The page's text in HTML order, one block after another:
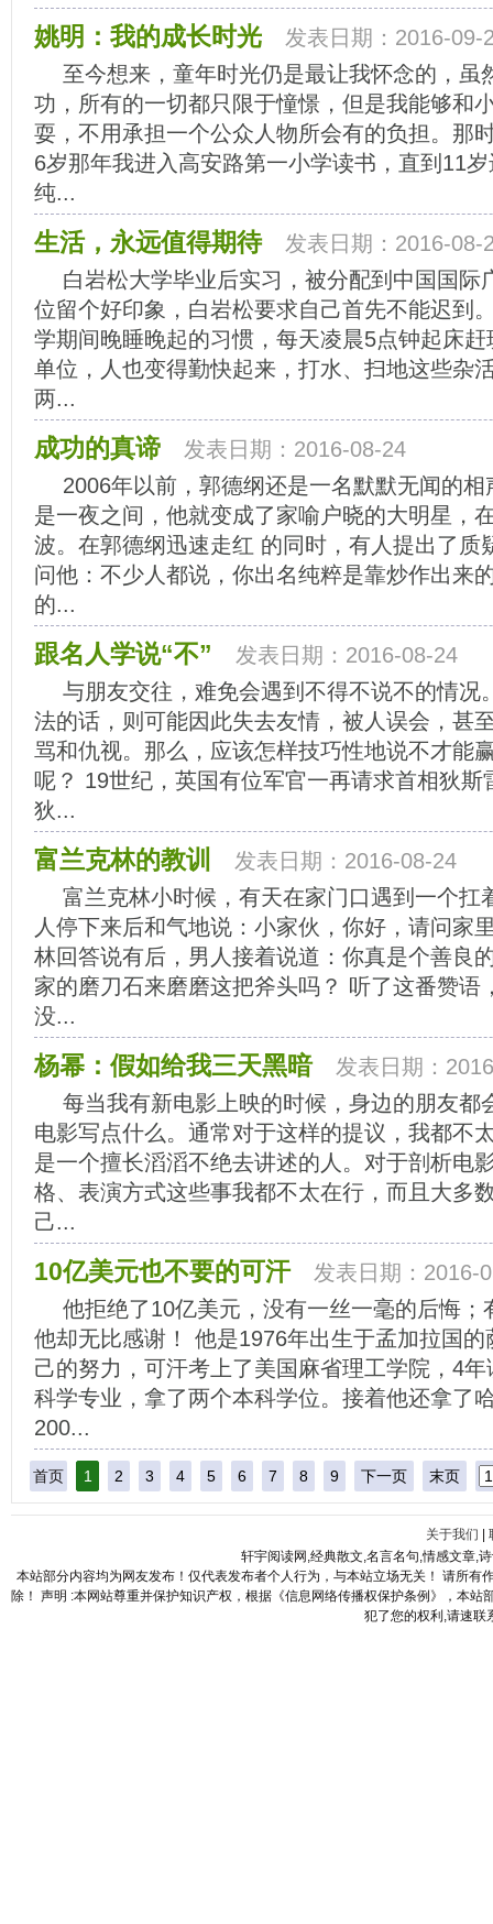
姚明：我的成长时光
发表日期：2016-09-
至今想来，童年时光仍是最让我怀念的，虽
功，所有的一切都只限于憧憬，但是我能够和
耍，不用承担一个公众人物所会有的负担。那
6岁那年我进入高安路第一小学读书，直到11
纯...
生活，永远值得期待
发表日期：2016-08-
白岩松大学毕业后实习，被分配到中国国际
位留个好印象，白岩松要求自己首先不能迟到
学期间晚睡晚起的习惯，每天凌晨5点钟起床
单位，人也变得勤快起来，打水、扫地这些杂
两...
成功的真谛
发表日期：2016-08-24
2006年以前，郭德纲还是一名默默无闻的
是一夜之间，他就变成了家喻户晓的大明星，
波。在郭德纲迅速走红 的同时，有人提出了质
问他：不少人都说，你出名纯粹是靠炒作出来
的...
跟名人学说“不”
发表日期：2016-08-24
与朋友交往，难免会遇到不得不说不的情况
法的话，则可能因此失去友情，被人误会，甚
骂和仇视。那么，应该怎样技巧性地说不才能
呢？ 19世纪，英国有位军官一再请求首相狄斯
狄...
富兰克林的教训
发表日期：2016-08-24
富兰克林小时候，有天在家门口遇到一个扛
人停下来后和气地说：小家伙，你好，请问家
林回答说有后，男人接着说道：你真是个善良
家的磨刀石来磨磨这把斧头吗？ 听了这番赞语
没...
杨幂：假如给我三天黑暗
发表日期：
每当我有新电影上映的时候，身边的朋友都
电影写点什么。通常对于这样的提议，我都不
是一个擅长滔滔不绝去讲述的人。对于剖析电
格、表演方式这些事我都不太在行，而且大多
己...
10亿美元也不要的可汗
发表日期：2016-
他拒绝了10亿美元，没有一丝一毫的后悔；
他却无比感谢！ 他是1976年出生于孟加拉国
己的努力，可汗考上了美国麻省理工学院，4
科学专业，拿了两个本科学位。接着他还拿了
200...
首页 1 2 3 4 5 6 7 8 9 下一页 末页
关于我们
轩宇阅读网,经典散文,名言名句,情感文章,
本站部分内容均为网友发布！仅代表发布者个人行为，与本站立场无关！ 请所
除！ 声明 :本网站尊重并保护知识产权，根据《信息网络传播权保护条例》，本
犯了您的权利,请速联